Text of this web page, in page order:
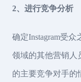
2、进行竞争分析
确定Instagram受
领域的其他营销人
的主要竞争对手的